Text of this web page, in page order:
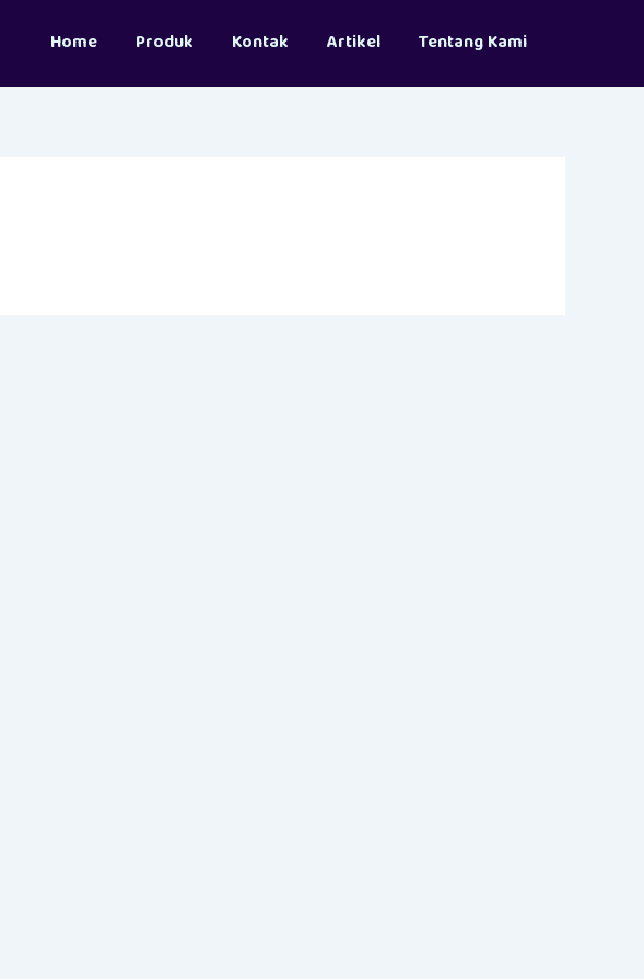
Home Produk Kontak Artikel Tentang Kami